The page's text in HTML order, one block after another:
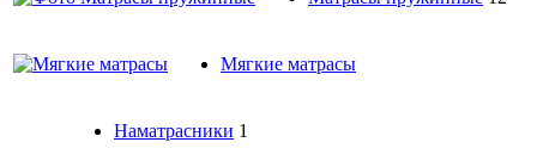
Мягкие матрасы
Наматрасники 1